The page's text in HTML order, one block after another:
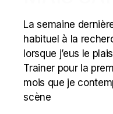
La semaine
habituel à la
lorsque j’eus le
Trainer pour la
mois que je
scène